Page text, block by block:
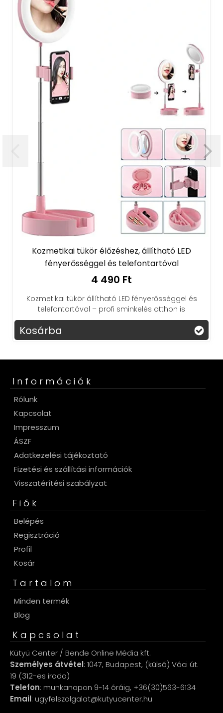
tükör élőzéshez, állítható LED
és telefontartóval
tükör állítható LED fényerősséggel és
– profi sminkelés otthon is
Újratölthető
Kosárba
Információk
Rólunk
Kapcsolat
Impresszum
ÁSZF
Adatkezelési tájékoztató
Fizetési és szállítási információk
Visszatérítési szabályzat
Fiók
Belépés
Regisztráció
Profil
Kosár
Tartalom
Minden termék
Blog
Kapcsolat
Kütyü Center / Bende Online Média kft.
Személyes átvétel: 1047, Budapest, (külső) Váci út.
19 (312-es iroda)
Telefon: munkanapon 9-14 óráig, +36(30)563-6134
Email: ugyfelszolgalat@kutyucenter.hu